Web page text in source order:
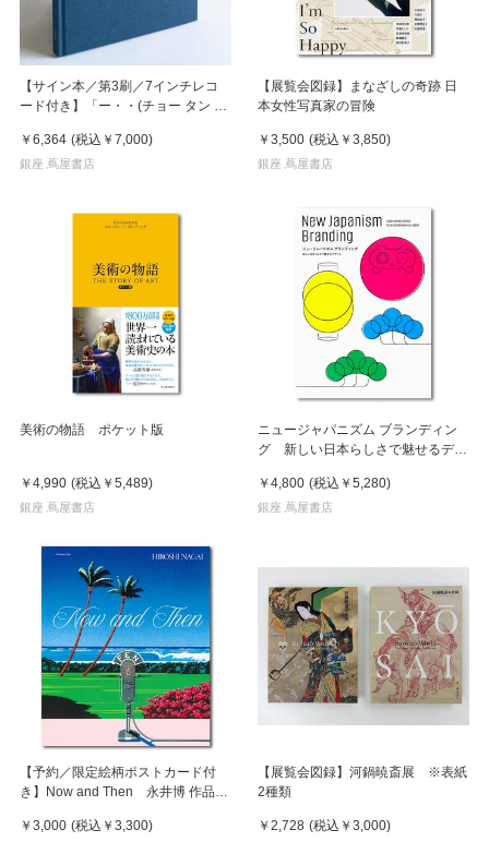
【サイン本／第3刷／7インチレコ
ード付き】「ー・・(チョー タン タ
￥6,364 (税込 ￥7,000)
銀座 蔦屋書店
【展覧会図録】まなざしの奇跡 日
本女性写真家の冒険
￥3,500 (税込 ￥3,850)
銀座 蔦屋書店
美術の物語 ポケット版
￥4,990 (税込 ￥5,489)
銀座 蔦屋書店
ニュージャパニズム ブランディン
グ 新しい日本らしさで魅せるデザ
￥4,800 (税込 ￥5,280)
銀座 蔦屋書店
【予約／限定絵柄ポストカード付
き】Now and Then 永井博 作品
￥3,000 (税込 ￥3,300)
【展覧会図録】河鍋暁斎展 ※表紙
2種類
￥2,728 (税込 ￥3,000)